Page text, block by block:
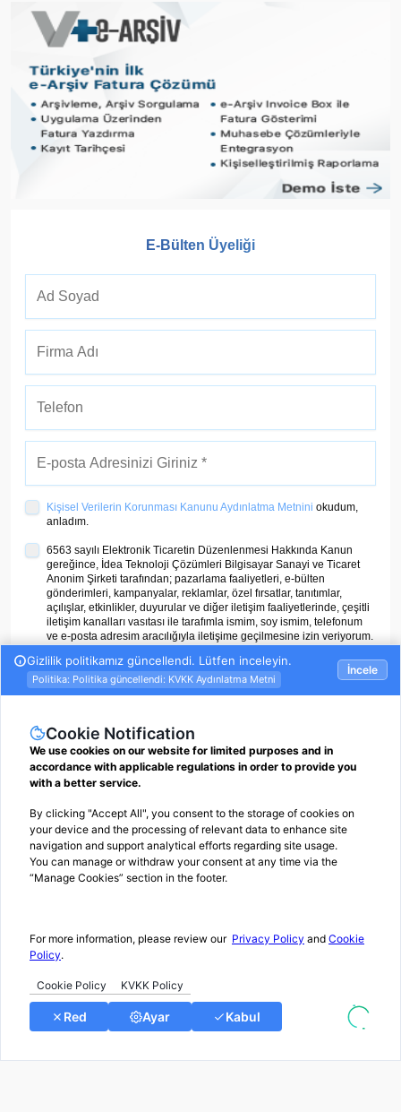
E-Bülten Üyeliği
Kişisel Verilerin Korunması Kanunu Aydınlatma Metnini okudum,
anladım.
6563 sayılı Elektronik Ticaretin Düzenlenmesi Hakkında Kanun
gereğince, İdea Teknoloji Çözümleri Bilgisayar Sanayi ve Ticaret
Anonim Şirketi tarafından; pazarlama faaliyetleri, e-bülten
gönderimleri, kampanyalar, reklamlar, özel fırsatlar, tanıtımlar,
açılışlar, etkinlikler, duyurular ve diğer iletişim faaliyetlerinde, çeşitli
iletişim kanalları vasıtası ile tarafımla ismim, soy ismim, telefonum
ve e-posta adresim aracılığıyla iletişime geçilmesine izin veriyorum.
ÜYE OL